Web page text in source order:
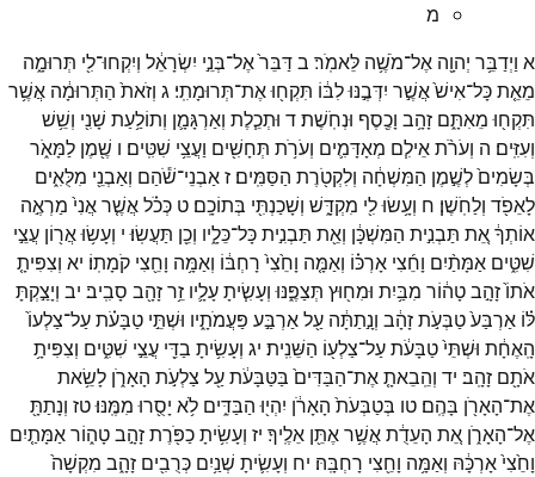
מ
א וַיְדַבֵּ֥ר יְהוָ֖ה אֶל־מֹשֶׁ֥ה לֵּאמֹֽר׃ בדַּבֵּר֙אֶל־בְּנֵ֣י יִשְׂרָאֵ֔ל וְיִקְחוּ־לִ֖י תְּרוּמָ֑ה
מֵאֵ֤תכָּל־אִישׁ֙אֲשֶׁ֣ר יִדְּבֶ֣נּוּלִבּ֔וֹ תִּקְח֖וּאֶת־תְּרוּמָתִֽי׃ ג וְזֹאת֙ הַתְּרוּמָ֔ה אֲשֶׁ֥ר
תִּקְח֖וּ מֵאִתָּ֑ם זָהָ֥ב וָכֶ֖סֶף וּנְחֹֽשֶׁת׃ד וּתְכֵ֧לֶת וְאַרְגָּמָ֛ן וְתוֹלַ֥עַת שָׁנִ֖י וְשֵׁ֥שׁ
וְעִזִּֽים׃ ה וְעֹרֹ֨תאֵילִ֧ם מְאָדָּמִ֛ים וְעֹרֹ֥ת תְּחָשִׁ֖ים וַעֲצֵ֥י שִׁטִּֽים׃ ו שֶׁ֖מֶן לַמָּאֹ֑ר
בְּשָׂמִים֙לְשֶׁ֣מֶן הַמִּשְׁחָ֔ה וְלִקְטֹ֖רֶת הַסַּמִּֽים׃ זאַבְנֵי־שֹׁ֕הַם וְאַבְנֵ֖י מִלֻּאִ֑ים
לָאֵפֹ֖ד וְלַחֹֽשֶׁן׃ ח וְעָ֥שׂוּלִ֖י מִקְדָּ֑שׁ וְשָׁכַנְתִּ֖י בְּתוֹכָֽם׃ ט כְּכֹ֗לאֲשֶׁ֤ראֲנִי֙ מַרְאֶ֣ה
אוֹתְךָ֔אֵ֚ת תַּבְנִ֣ית הַמִּשְׁכָּ֔ן וְאֵ֖ת תַּבְנִ֣יתכָּל־כֵּלָ֑יו וְכֵ֖ן תַּעֲשֽׂוּ׃ י וְעָשׂ֥וּאֲר֖וֹן עֲצֵ֣י
שִׁטִּ֑ים אַמָּתַ֨יִם וָחֵ֜צִי אָרְכּ֗וֹ וְאַמָּ֤ה וָחֵ֙צִי֙ רָחְבּ֔וֹ וְאַמָּ֥ה וָחֵ֖צִי קֹמָתֽוֹ׃ יא וְצִפִּיתָ֤
אֹתוֹ֙זָהָ֣בטָה֔וֹר מִבַּ֥יִת וּמִח֖וּץ תְּצַפֶּ֑נּוּ וְעָשִׂ֧יתָעָלָ֛יו זֵ֥רזָהָ֖ב סָבִֽיב׃ יב וְיָצַ֣קְתָּ
לּ֗וֹ אַרְבַּע֙טַבְּעֹ֣תזָהָ֔ב וְנָ֣תַתָּ֔ה עַ֖לאַרְבַּ֣ע פַּעֲמֹתָ֑יו וּשְׁתֵּ֣י טַבָּעֹ֗תעַל־צַלְעוֹ֙
הָֽאֶחָ֔ת וּשְׁתֵּי֙טַבָּעֹ֔תעַל־צַלְע֖וֹ הַשֵּׁנִֽית׃ יג וְעָשִׂ֥יתָ בַדֵּ֖י עֲצֵ֣י שִׁטִּ֑ים וְצִפִּיתָ֥
אֹתָ֖ם זָהָֽב׃ יד וְהֵֽבֵאתָ֤אֶת־הַבַּדִּים֙ בַּטַּבָּעֹ֔תעַ֖ל צַלְעֹ֣ת הָאָרֹ֑ן לָשֵׂ֥את
אֶת־הָאָרֹ֖ן בָּהֶֽם׃ טו בְּטַבְּעֹת֙ הָאָרֹ֔ן יִהְי֖וּ הַבַּדִּ֑ים לֹ֥א יָסֻ֖רוּ מִמֶּֽנּוּ׃טז וְנָתַתָּ֖
אֶל־הָאָרֹ֑ן אֵ֚ת הָעֵדֻ֔תאֲשֶׁ֥ראֶתֵּ֖ן אֵלֶֽיךָ׃ יז וְעָשִׂ֥יתָכַפֹּ֖רֶתזָהָ֣בטָה֑וֹראַמָּתַ֤יִם
וָחֵ֙צִי֙אָרְכָּ֔הּ וְאַמָּ֥ה וָחֵ֖צִי רָחְבָּֽהּ׃ יח וְעָשִׂ֛יתָ שְׁנַ֥יִם כְּרֻבִ֖ים זָהָ֑ב מִקְשָׁה֙